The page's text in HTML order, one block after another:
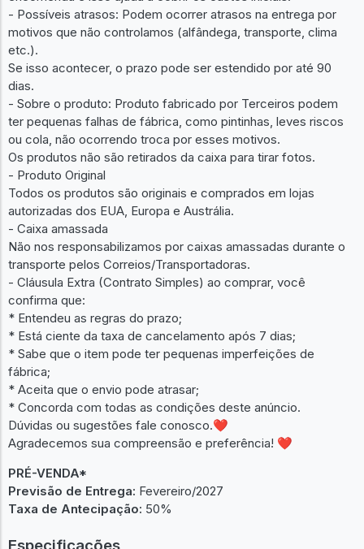
- Possíveis atrasos: Podem ocorrer atrasos na entrega por
motivos que não controlamos (alfândega, transporte, clima
etc.).
Se isso acontecer, o prazo pode ser estendido por até 90
dias.
- Sobre o produto: Produto fabricado por Terceiros podem
ter pequenas falhas de fábrica, como pintinhas, leves riscos
ou cola, não ocorrendo troca por esses motivos.
Os produtos não são retirados da caixa para tirar fotos.
- Produto Original
Todos os produtos são originais e comprados em lojas
autorizadas dos EUA, Europa e Austrália.
- Caixa amassada
Não nos responsabilizamos por caixas amassadas durante o
transporte pelos Correios/Transportadoras.
- Cláusula Extra (Contrato Simples) ao comprar, você
confirma que:
* Entendeu as regras do prazo;
* Está ciente da taxa de cancelamento após 7 dias;
* Sabe que o item pode ter pequenas imperfeições de
fábrica;
* Aceita que o envio pode atrasar;
* Concorda com todas as condições deste anúncio.
Dúvidas ou sugestões fale conosco.❤
Agradecemos sua compreensão e preferência! ❤
PRÉ-VENDA*
Previsão de Entrega: Fevereiro/2027
Taxa de Antecipação: 50%